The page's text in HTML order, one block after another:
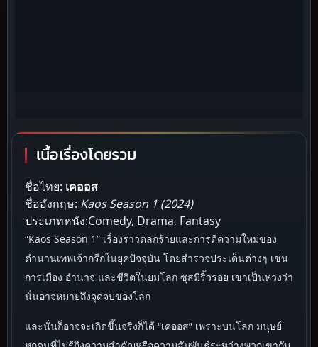
เนื้อเรื่องโดยรวม
ชื่อไทย: เคออส
ชื่ออังกฤษ: Kaos Season 1 (2024)
ประเภทหนัง:Comedy, Drama, Fantasy
“Kaos Season 1” เรื่องราวตลกร้ายและการตีความใหม่ของ
ตำนานเทพเจ้ากรีกในยุคปัจจุบัน โดยสำรวจประเด็นต่างๆ เช่น
การเมือง อำนาจ และชีวิตในยมโลก ซุสมีริ้วรอย เขาเป็นห่วงว่า
นั่นอาจหมายถึงจุดจบของโลก
และนั่นก็อาจจะเกิดขึ้นจริงก็ได้ “เคออส” เพราะบนโลก มนุษย์